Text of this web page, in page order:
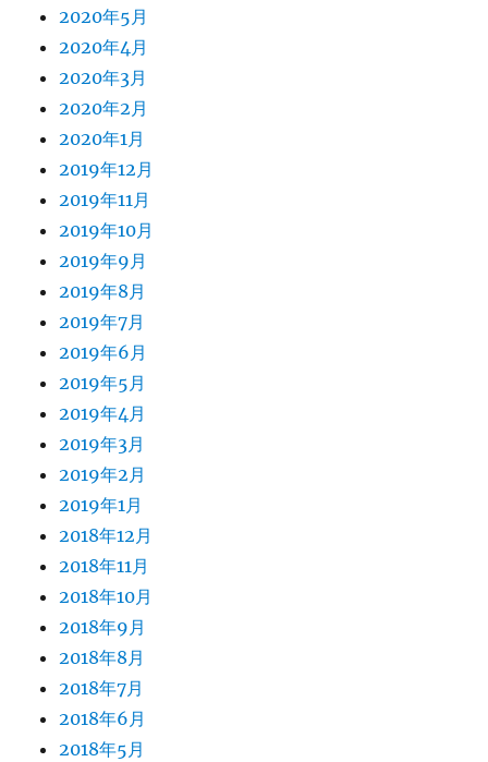
2020年5月
2020年4月
2020年3月
2020年2月
2020年1月
2019年12月
2019年11月
2019年10月
2019年9月
2019年8月
2019年7月
2019年6月
2019年5月
2019年4月
2019年3月
2019年2月
2019年1月
2018年12月
2018年11月
2018年10月
2018年9月
2018年8月
2018年7月
2018年6月
2018年5月